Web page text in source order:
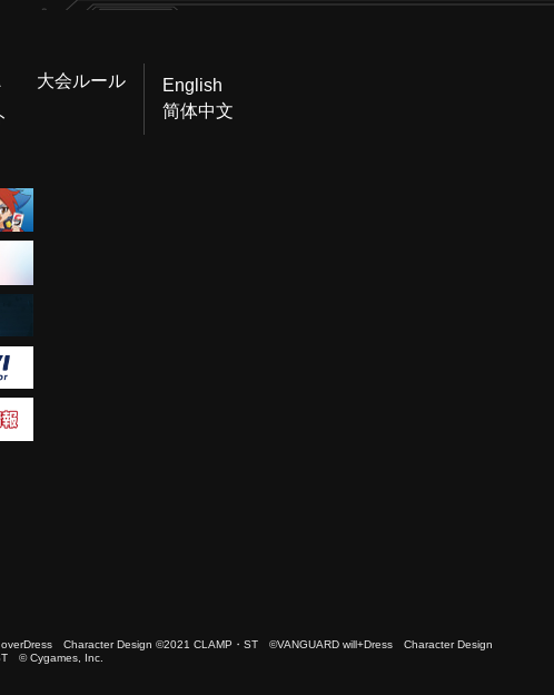
大会ルール
English
简体中文
Character Design ©2021 CLAMP・ST ©VANGUARD will+Dress Character Design
© Cygames, Inc.